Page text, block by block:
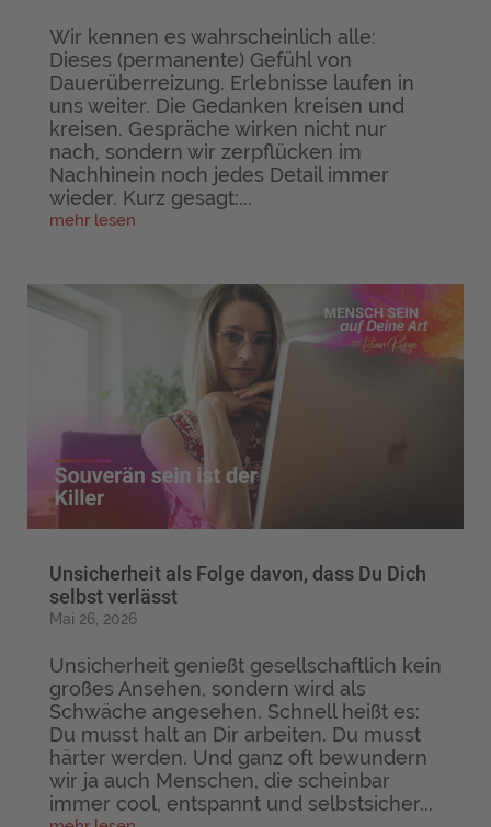
Wir kennen es wahrscheinlich alle:
Dieses (permanente) Gefühl von
Dauerüberreizung. Erlebnisse laufen in
uns weiter. Die Gedanken kreisen und
kreisen. Gespräche wirken nicht nur
nach, sondern wir zerpflücken im
Nachhinein noch jedes Detail immer
wieder. Kurz gesagt:...
mehr lesen
Unsicherheit als Folge davon, dass Du Dich
selbst verlässt
Mai 26, 2026
Unsicherheit genießt gesellschaftlich kein
großes Ansehen, sondern wird als
Schwäche angesehen. Schnell heißt es:
Du musst halt an Dir arbeiten. Du musst
härter werden. Und ganz oft bewundern
wir ja auch Menschen, die scheinbar
immer cool, entspannt und selbstsicher...